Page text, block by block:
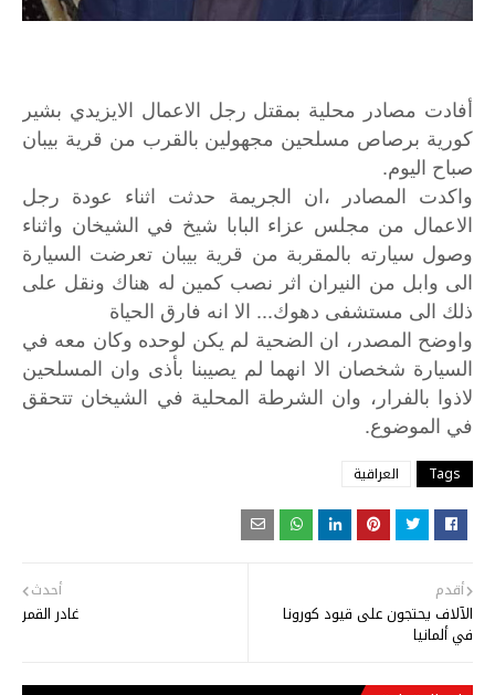
أفادت مصادر محلية بمقتل رجل الاعمال الايزيدي بشير
كورية برصاص مسلحين مجهولين بالقرب من قرية بيبان
صباح اليوم.
واكدت المصادر ،ان الجريمة حدثت اثناء عودة رجل
الاعمال من مجلس عزاء البابا شيخ في الشيخان واثناء
وصول سيارته بالمقربة من قرية بيبان تعرضت السيارة
الى وابل من النيران اثر نصب كمين له هناك ونقل على
ذلك الى مستشفى دهوك... الا انه فارق الحياة
واوضح المصدر، ان الضحية لم يكن لوحده وكان معه في
السيارة شخصان الا انهما لم يصيبنا بأذى وان المسلحين
لاذوا بالفرار، وان الشرطة المحلية في الشيخان تتحقق
في الموضوع.
Tags العراقية
أحدث
غادر القمر
أقدم
الآلاف يحتجون على قيود كورونا
في ألمانيا